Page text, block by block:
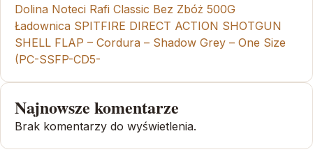
Dolina Noteci Rafi Classic Bez Zbóż 500G
Ładownica SPITFIRE DIRECT ACTION SHOTGUN
SHELL FLAP – Cordura – Shadow Grey – One Size
(PC-SSFP-CD5-
Najnowsze komentarze
Brak komentarzy do wyświetlenia.